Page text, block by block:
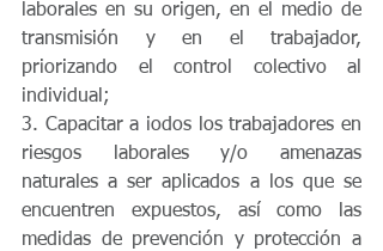
laborales en su origen, en el medio de
transmisión y en el trabajador,
priorizando el control colectivo al
individual;
3. Capacitar a iodos los trabajadores en
riesgos laborales y/o amenazas
naturales a ser aplicados a los que se
encuentren expuestos, así como las
medidas de prevención y protección a